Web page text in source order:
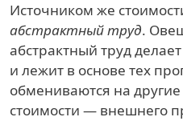
Источником же
абстрактный труд.
абстрактный труд
и лежит в основе тех
обмениваются на
стоимости — внешнего